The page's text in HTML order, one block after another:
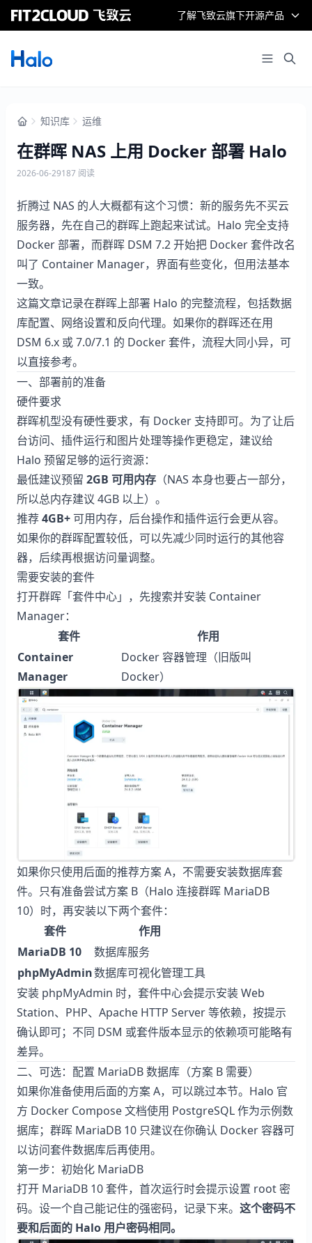
了解飞致云旗下开源产品
知识库 运维
在群晖 NAS 上用 Docker 部署 Halo
2026-06-29187 阅读
折腾过 NAS 的人大概都有这个习惯：新的服务先不买云
服务器，先在自己的群晖上跑起来试试。Halo 完全支持
Docker 部署，而群晖 DSM 7.2 开始把 Docker 套件改名
叫了 Container Manager，界面有些变化，但用法基本
一致。
这篇文章记录在群晖上部署 Halo 的完整流程，包括数据
库配置、网络设置和反向代理。如果你的群晖还在用
DSM 6.x 或 7.0/7.1 的 Docker 套件，流程大同小异，可
以直接参考。
一、部署前的准备
硬件要求
群晖机型没有硬性要求，有 Docker 支持即可。为了让后
台访问、插件运行和图片处理等操作更稳定，建议给
Halo 预留足够的运行资源：
最低建议预留 2GB 可用内存 （NAS 本身也要占一部分，
所以总内存建议 4GB 以上）。
推荐4GB+ 可用内存，后台操作和插件运行会更从容。
如果你的群晖配置较低，可以先减少同时运行的其他容
器，后续再根据访问量调整。
需要安装的套件
打开群晖「套件中心」，先搜索并安装 Container
Manager：
套件
作用
Container
Manager
Docker 容器管理（旧版叫
Docker）
如果你只使用后面的推荐方案 A，不需要安装数据库套
件。只有准备尝试方案 B（Halo 连接群晖 MariaDB
10）时，再安装以下两个套件：
套件
作用
MariaDB 10
数据库服务
phpMyAdmin数据库可视化管理工具
安装 phpMyAdmin 时，套件中心会提示安装 Web
Station、PHP、Apache HTTP Server 等依赖，按提示
确认即可；不同 DSM 或套件版本显示的依赖项可能略有
差异。
二、可选：配置 MariaDB 数据库（方案 B 需要）
如果你准备使用后面的方案 A，可以跳过本节。Halo 官
方 Docker Compose 文档使用 PostgreSQL 作为示例数
据库；群晖 MariaDB 10 只建议在你确认 Docker 容器可
以访问套件数据库后再使用。
第一步：初始化 MariaDB
打开 MariaDB 10 套件，首次运行时会提示设置 root 密
码。设一个自己能记住的强密码，记录下来。 这个密码不
要和后面的 Halo 用户密码相同。